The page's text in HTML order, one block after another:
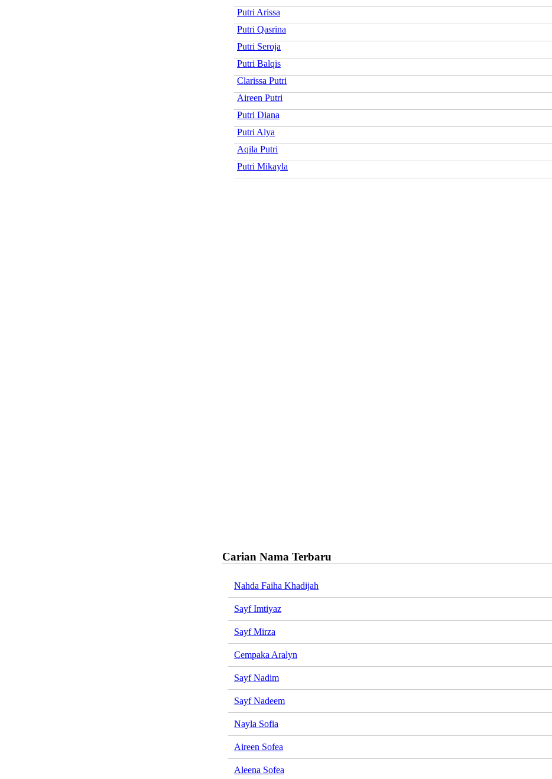
Putri Arissa
Putri Qasrina
Putri Seroja
Putri Balqis
Clarissa Putri
Aireen Putri
Putri Diana
Putri Alya
Aqila Putri
Putri Mikayla
Carian Nama Terbaru
Nahda Faiha Khadijah
Sayf Imtiyaz
Sayf Mirza
Cempaka Aralyn
Sayf Nadim
Sayf Nadeem
Nayla Sofia
Aireen Sofea
Aleena Sofea